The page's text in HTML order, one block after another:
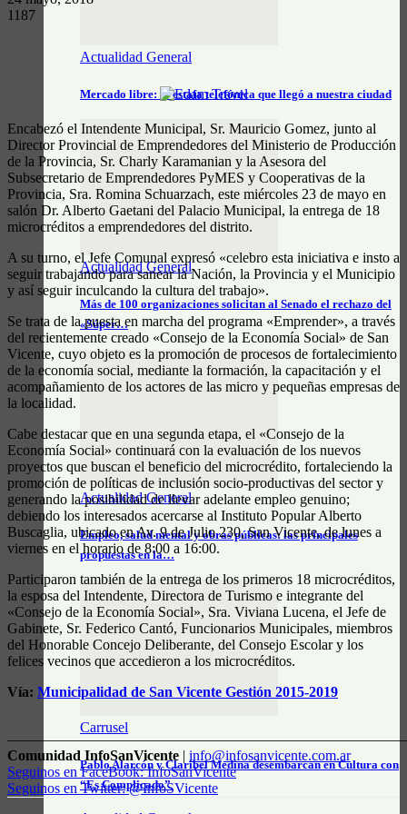
Actualidad General
Mercado libre: la estafa telefónica que llegó a nuestra ciudad
Actualidad General
Más de 100 organizaciones solicitan al Senado el rechazo del
«Súper…
Actualidad General
Empleo, salud mental y obras públicas: las principales
propuestas en la…
Carrusel
Pablo Alarcón y Claribel Medina desembarcan en Cultura con
“Es Complicado”
1187
Encabezó el Intendente Municipal, Sr. Mauricio Gomez, junto al
Director Provincial de Emprendedores del Ministerio de Producción
de la Provincia, Sr. Charly Karamanian y la Asesora del
Subsecretario de Emprendedores PyMES y Cooperativas de la
Provincia, Sra. Romina Schuarzach, este miércoles 23 de mayo en
salón Dr. Alberto Gaetani del Palacio Municipal, la entrega de 18
microcréditos a emprendedores del distrito.
A su turno, el Jefe Comunal expresó «celebro esta iniciativa e insto a
seguir trabajando para sanear la Nación, la Provincia y el Municipio
y así seguir inculcando la cultura del trabajo».
Se trata de la puesta en marcha del programa «Emprender», a través
del recientemente creado «Consejo de la Economía Social» de San
Vicente, cuyo objeto es la promoción de procesos de fortalecimiento
de la economía social, mediante la formación, la capacitación y el
acompañamiento de los actores de las micro y pequeñas empresas de
la localidad.
Cabe destacar que en una segunda etapa, el «Consejo de la
Economía Social» continuará con la evaluación de los nuevos
proyectos que buscan el beneficio del microcrédito, fortaleciendo la
promoción de políticas de inclusión socio-productivas del sector y
generando la posibilidad de llevar adelante empleo genuino;
debiendo los interesados acercarse al Instituto Popular Alberto
Buscaglia, ubicado en Av. 9 de Julio 230, San Vicente, de lunes a
viernes en el horario de 8:00 a 16:00.
Participaron también de la entrega de los primeros 18 microcréditos,
la esposa del Intendente, Directora de Turismo e integrante del
«Consejo de la Economía Social», Sra. Viviana Lucena, el Jefe de
Gabinete, Sr. Federico Cantó, Funcionarios Municipales, miembros
del Honorable Concejo Deliberante, del Consejo Escolar y los
felices vecinos que accedieron a los microcréditos.
Vía: Municipalidad de San Vicente Gestión 2015-2019
Comunidad InfoSanVicente | info@infosanvicente.com.ar
Seguinos en FaceBook: InfoSanVicente
Seguinos en Twitter: @InfoSVicente